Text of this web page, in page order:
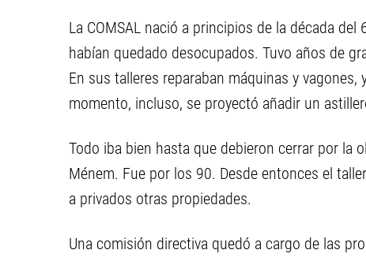
La COMSAL nació a principios de la década
habían quedado desocupados. Tuvo años de
En sus talleres reparaban máquinas y
momento, incluso, se proyectó añadir un
Todo iba bien hasta que debieron cerrar por la
Ménem. Fue por los 90. Desde entonces el
a privados otras propiedades.
Una comisión directiva quedó a cargo de las